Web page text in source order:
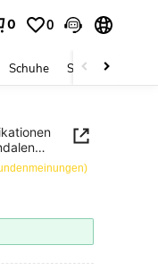
0 0
Schuhe Schmuck &